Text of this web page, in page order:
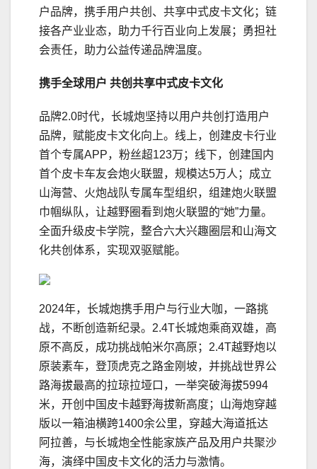
户品牌，携手用户共创、共享中式皮卡文化；链
接各产业业态，助力千行百业向上发展；勇担社
会责任，助力公益传递品牌温度。
携手全球用户 共创 共享中式皮卡文化
品牌2.0时代，长城炮坚持以用户共创打造用户
品牌，赋能皮卡文化向上。线上，创建皮卡行业
首个专属APP，粉丝超123万；线下，创建国内
首个皮卡车友会炮火联盟，规模达5万人；成立
山海营、火炮战队专属车型组织，组建炮火联盟
巾帼纵队，让越野圈看到炮火联盟的“她”力量。
全面升级皮卡学院，整合六大兴趣圈层和山海文
化共创体系，实现双驱赋能。
2024年，长城炮携手用户与行业大咖，一路挑
战，不断创造新纪录。2.4T长城炮乘商双雄，高
原不高反，成功挑战帕米尔高原；2.4T越野炮以
原装素车，登顶虎克之路金刚坡，并挑战世界公
路海拔最高的拉琼拉垭口，一举突破海拔5994
米，开创中国皮卡越野海拔新高度；山海炮穿越
版以一箱油横跨1400余公里，穿越大海道抵达
阿拉善，与长城炮全性能家族产品及用户共聚沙
海，演绎中国皮卡文化的活力与激情。